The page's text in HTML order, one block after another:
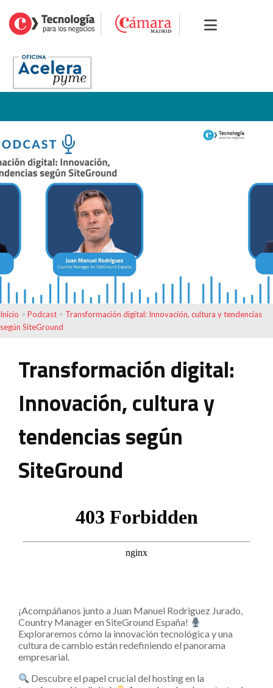
Inicio > Podcast > Transformación digital: Innovación, cultura y tendencias
según SiteGround
Transformación digital:
Innovación, cultura y
tendencias según
SiteGround
¡Acompáñanos junto a Juan Manuel Rodriguez Jurado,
Country Manager en SiteGround España!
Exploraremos cómo la innovación tecnológica y una
cultura de cambio están redefiniendo el panorama
empresarial.
Descubre el papel crucial del hosting en la